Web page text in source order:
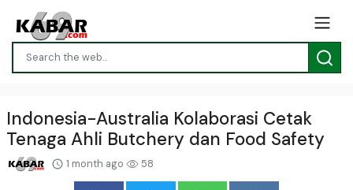
Indonesia-Australia Kolaborasi Cetak
Tenaga Ahli Butchery dan Food Safety
1 month ago 58